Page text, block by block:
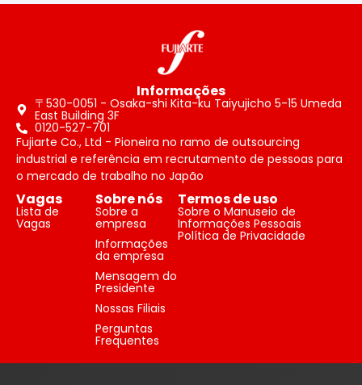
Informações
〒530-0051 - Osaka-shi Kita-ku Taiyujicho 5-15 Umeda
East Building 3F
0120-527-701
Fujiarte Co., Ltd - Pioneira no ramo de outsourcing
industrial e referência em recrutamento de pessoas para
o mercado de trabalho no Japão
Vagas
Lista de
Vagas
Sobre nós
Sobre a
empresa
Informações
da empresa
Mensagem do
Presidente
Nossas Filiais
Perguntas
Frequentes
Termos de uso
Sobre o Manuseio de
Informações Pessoais
Política de Privacidade